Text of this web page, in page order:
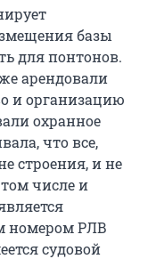
базы
для понтонов.
арендовали
и организацию
охранное
что все,
строения, и не
числе и
номером РЛВ
судовой